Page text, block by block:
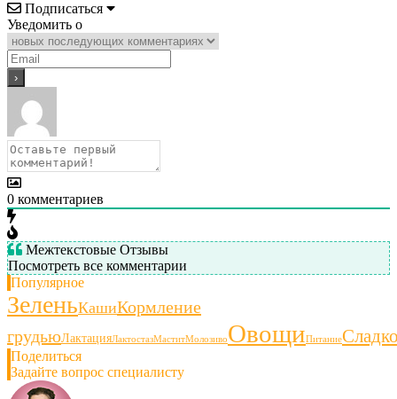
Подписаться
Уведомить о
0 комментариев
Межтекстовые Отзывы
Посмотреть все комментарии
Популярное
ЗеленьКашиКормление
грудьюЛактацияЛактостазМаститМолозивоОвощиПитание
Поделиться
Задайте вопрос специалисту